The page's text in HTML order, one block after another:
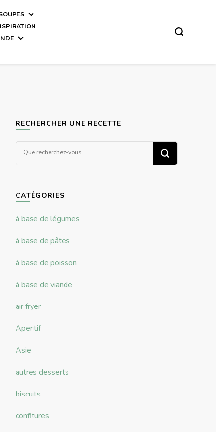
RECHERCHER UNE RECETTE
CATÉGORIES
à base de légumes
à base de pâtes
à base de poisson
à base de viande
air fryer
Aperitif
Asie
autres desserts
biscuits
confitures